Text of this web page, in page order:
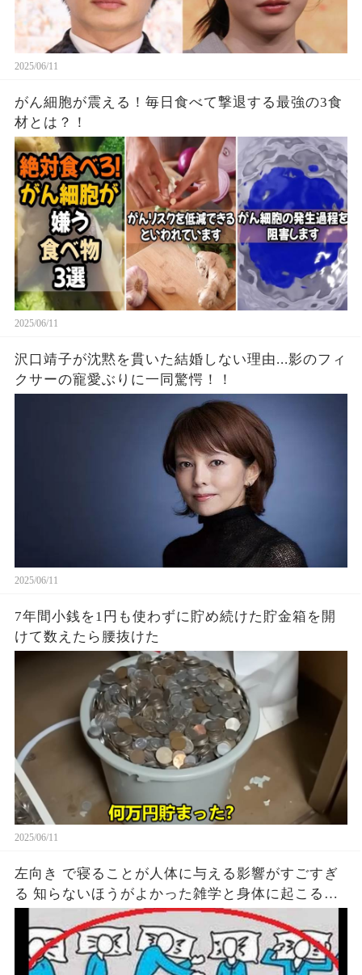
2025/06/11
がん細胞が震える！毎日食べて撃退する最強の3食
材とは？！
2025/06/11
沢口靖子が沈黙を貫いた結婚しない理由...影のフィ
クサーの寵愛ぶりに一同驚愕！！
2025/06/11
7年間小銭を1円も使わずに貯め続けた貯金箱を開
けて数えたら腰抜けた
2025/06/11
左向き で寝ることが人体に与える影響がすごすぎ
る 知らないほうがよかった雑学と身体に起こる現
象がヤバい… 驚くべき 大人の 面白いけど知ると後
悔